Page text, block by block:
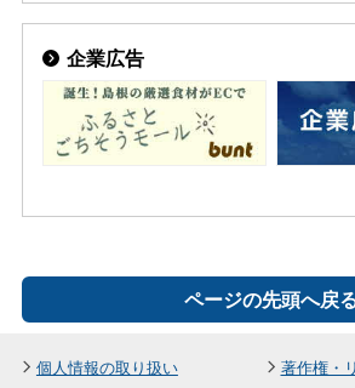
企業広告
ページの先頭へ戻
個人情報の取り扱い 著作権・